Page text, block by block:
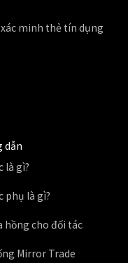
minh thẻ tín dụng
dẫn
là gì?
phụ là gì?
hồng cho đối tác
Mirror Trade